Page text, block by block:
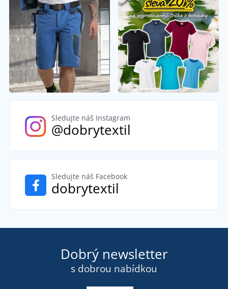
Sledujte náš Instagram
@dobrytextil
Sledujte náš Facebook
dobrytextil
Dobrý newsletter
s dobrou nabídkou